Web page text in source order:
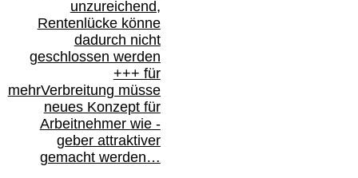
unzureichend,
Rentenlücke könne
dadurch nicht
geschlossen werden
+++ für
mehrVerbreitung müsse
neues Konzept für
Arbeitnehmer wie-
geber attraktiver
gemacht werden…